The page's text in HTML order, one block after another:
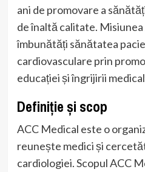
ani de promovare a
de înaltă calitate.
îmbunătăți sănătatea
cardiovasculare prin
educației și îngrijirii
Definiție și scop
ACC Medical este o
reunește medici și
cardiologiei. Scopul ACC